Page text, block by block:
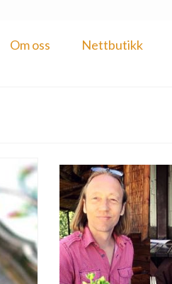
Om oss Nettbutikk